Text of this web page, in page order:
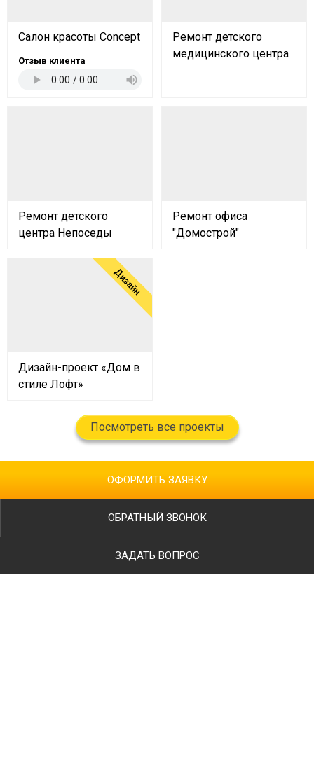
Салон красоты Concept
Отзыв клиента
Ремонт детского
медицинского центра
Ремонт детского
центра Непоседы
Ремонт офиса
"Домострой"
Дизайн
Дизайн-проект «Дом в
стиле Лофт»
Посмотреть все проекты
ОФОРМИТЬ ЗАЯВКУ
ОБРАТНЫЙ ЗВОНОК
ЗАДАТЬ ВОПРОС